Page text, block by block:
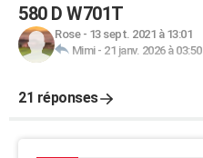
580 D W701T
Rose- 13 sept. 2021 à 13:01
Mimi- 21 janv. 2026 à 03:50
21 réponses